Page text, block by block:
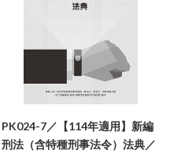
PK024-7／【114年適用】新編
刑法（含特種刑事法令）法典／